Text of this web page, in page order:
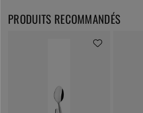
PRODUITS RECOMMANDÉS